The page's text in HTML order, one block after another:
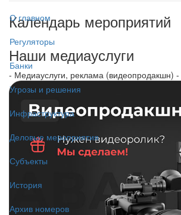
О главном
Регуляторы
Банки
Угрозы и решения
Инфраструктура
Деловые мероприятия
Субъекты
История
Архив номеров
Календарь мероприятий
Наши медиауслуги
- Медиауслуги, реклама (видеопродакшн) -